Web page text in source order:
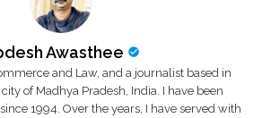
Awasthee
and Law, and a journalist based in
of Madhya Pradesh, India. I have been
1994. Over the years, I have served with